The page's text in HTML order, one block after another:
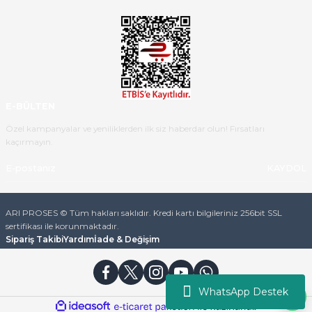
WhatsApp Destek
hassasiyetleri ve Ürünün kalitesi
Özel kampanyalar ve yeniliklerden ilk siz haberdar olun! Fırsatları
kaçırmayın.
ARI PROSES © Tüm hakları saklıdır. Kredi kartı bilgileriniz 256bit SSL
sertifikası ile korunmaktadır.
Sipariş TakibiYardımİade & Değişim
ideasoft